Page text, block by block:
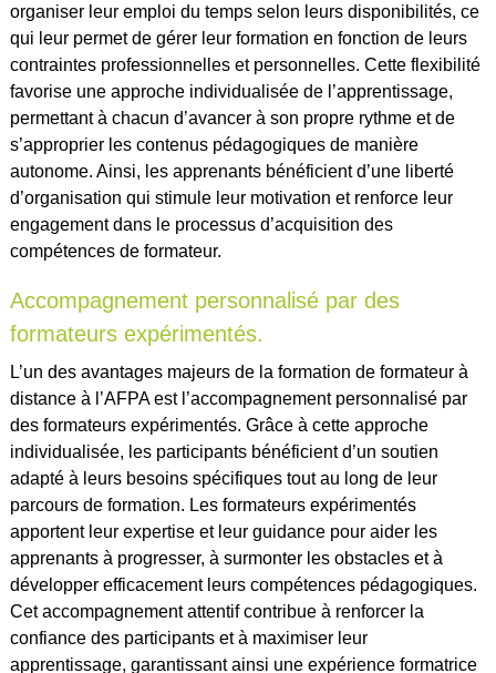
organiser leur emploi du temps selon leurs disponibilités, ce
qui leur permet de gérer leur formation en fonction de leurs
contraintes professionnelles et personnelles. Cette flexibilité
favorise une approche individualisée de l’apprentissage,
permettant à chacun d’avancer à son propre rythme et de
s’approprier les contenus pédagogiques de manière
autonome. Ainsi, les apprenants bénéficient d’une liberté
d’organisation qui stimule leur motivation et renforce leur
engagement dans le processus d’acquisition des
compétences de formateur.
Accompagnement personnalisé par des
formateurs expérimentés.
L’un des avantages majeurs de la formation de formateur à
distance à l’AFPA est l’accompagnement personnalisé par
des formateurs expérimentés. Grâce à cette approche
individualisée, les participants bénéficient d’un soutien
adapté à leurs besoins spécifiques tout au long de leur
parcours de formation. Les formateurs expérimentés
apportent leur expertise et leur guidance pour aider les
apprenants à progresser, à surmonter les obstacles et à
développer efficacement leurs compétences pédagogiques.
Cet accompagnement attentif contribue à renforcer la
confiance des participants et à maximiser leur
apprentissage, garantissant ainsi une expérience formatrice